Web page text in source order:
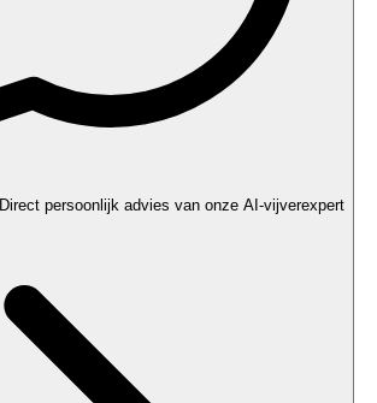
Direct persoonlijk advies van onze AI-vijverexpert